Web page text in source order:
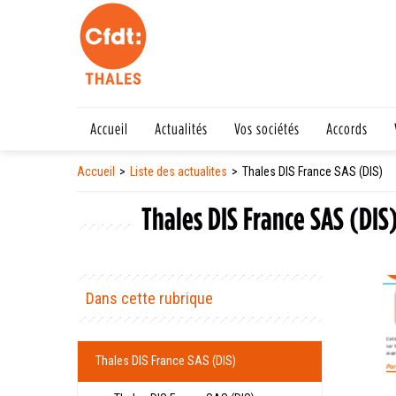
Accueil Actualités Vos sociétés Accords
Accueil Liste des actualites Thales DIS France SAS (DIS)
Thales DIS France SAS
Dans cette rubrique
Thales DIS France SAS (DIS)